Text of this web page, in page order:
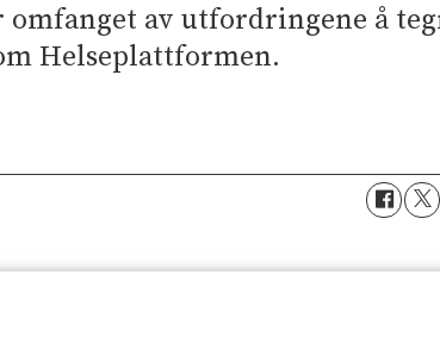
av utfordringene å
Helseplattformen.